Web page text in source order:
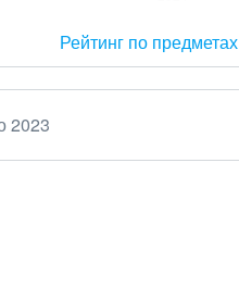
Рейтинг по предметах
2023